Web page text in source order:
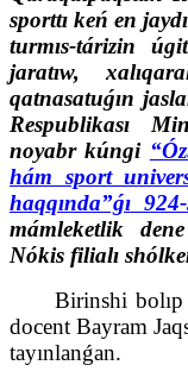
sporttı keń en
turmıs-tárizin
jaratıw,
qatnasatuǵın
Respublikası
noyabr kúngi
hám sport
haqqında”ǵı
mámleketlik
Nókis filialı
Birinshi bolıp
docent Bayram
tayınlanǵan.